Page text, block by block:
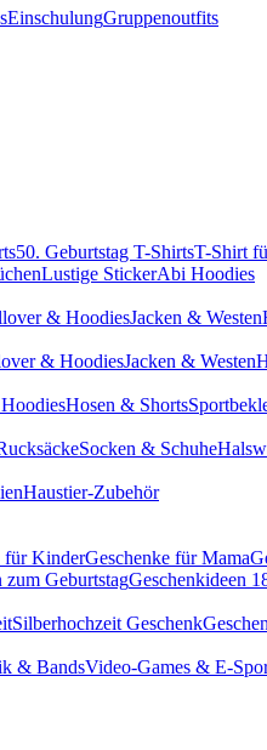
EinschulungGruppenoutfits
50. Geburtstag T-ShirtsT-Shirt
Lustige StickerAbi Hoodies
& HoodiesJacken & Westen
& HoodiesJacken & Westen
Hosen & Shorts
Socken & Schuhe
Haustier-Zubehör
für KinderGeschenke für Mama
zum GeburtstagGeschenkideen
Silberhochzeit Geschenk
& BandsVideo-Games & E-